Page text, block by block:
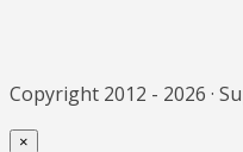
Copyright 2012 - 2026 ·
×